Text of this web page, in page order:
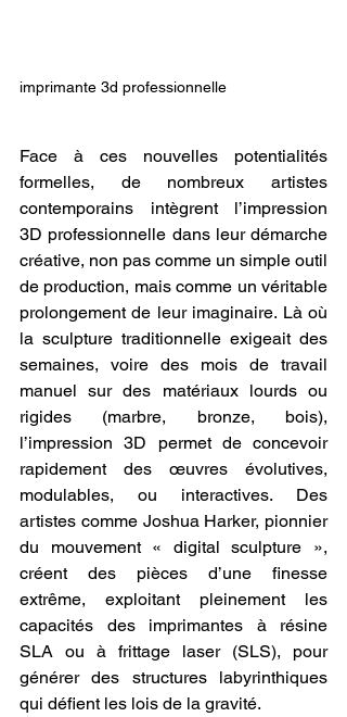
imprimante 3d professionnelle
Face à ces nouvelles potentialités
formelles, de nombreux artistes
contemporains intègrent l’impression
3D professionnelle dans leur démarche
créative, non pas comme un simple outil
de production, mais comme un véritable
prolongement de leur imaginaire. Là où
la sculpture traditionnelle exigeait des
semaines, voire des mois de travail
manuel sur des matériaux lourds ou
rigides (marbre, bronze, bois),
l’impression 3D permet de concevoir
rapidement des œuvres évolutives,
modulables, ou interactives. Des
artistes comme Joshua Harker, pionnier
du mouvement « digital sculpture »,
créent des pièces d’une finesse
extrême, exploitant pleinement les
capacités des imprimantes à résine
SLA ou à frittage laser (SLS), pour
générer des structures labyrinthiques
qui défient les lois de la gravité.